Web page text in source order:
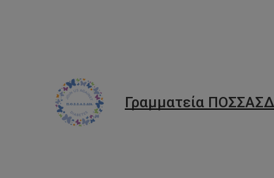
Γραμματεία